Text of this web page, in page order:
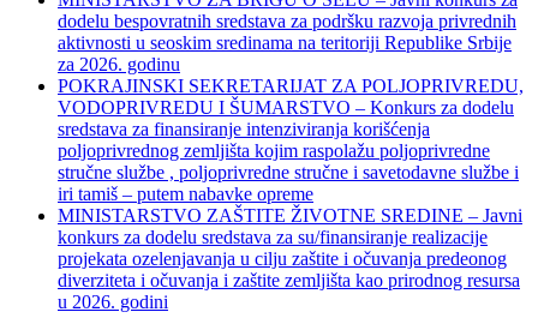
dodelu bespovratnih sredstava za podršku razvoja privrednih
aktivnosti u seoskim sredinama na teritoriji Republike Srbije
za 2026. godinu
POKRAJINSKI SEKRETARIJAT ZA POLJOPRIVREDU,
VODOPRIVREDU I ŠUMARSTVO – Konkurs za dodelu
sredstava za finansiranje intenziviranja korišćenja
poljoprivrednog zemljišta kojim raspolažu poljoprivredne
stručne službe , poljoprivredne stručne i savetodavne službe i
iri tamiš ‒ putem nabavke opreme
MINISTARSTVO ZAŠTITE ŽIVOTNE SREDINE – Javni
konkurs za dodelu sredstava za su/finansiranje realizacije
projekata ozelenjavanja u cilju zaštite i očuvanja predeonog
diverziteta i očuvanja i zaštite zemljišta kao prirodnog resursa
u 2026. godini